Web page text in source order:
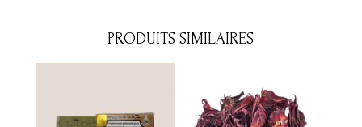
PRODUITS SIMILAIRES